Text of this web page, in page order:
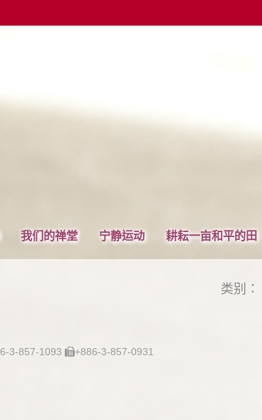
我们的禅堂 宁静运动 耕耘一亩和平的田
类别：
3-857-1093 +886-3-857-0931